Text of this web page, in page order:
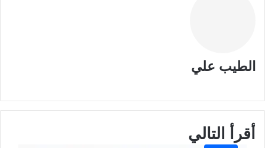
الطيب علي
ا
أقرأ التالي